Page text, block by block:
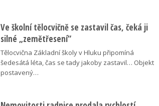
Ve školní tělocvičně se zastavil čas, čeká ji
silné „zemětřesení“
Tělocvična Základní školy v Hluku připomíná
šedesátá léta, čas se tady jakoby zastavil… Objekt
postavený…